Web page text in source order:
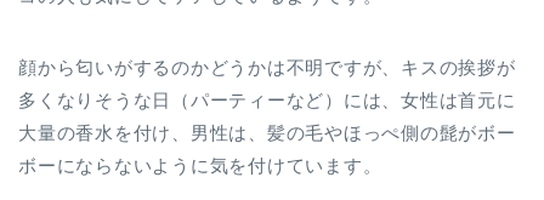
顔から匂いがするのかどうかは不明ですが、キスの挨拶が
多くなりそうな日（パーティーなど）には、女性は首元に
大量の香水を付け、男性は、髪の毛やほっぺ側の髭がボー
ボーにならないように気を付けています。